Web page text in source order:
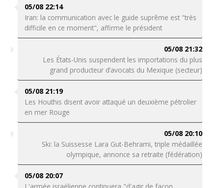
05/08 22:14
Iran: la communication avec le guide suprême est "très
difficile en ce moment", affirme le président
05/08 21:32
Les États-Unis suspendent les importations du plus
grand producteur d’avocats du Mexique (secteur)
05/08 21:19
Les Houthis disent avoir attaqué un deuxième pétrolier
en mer Rouge
05/08 20:10
Ski: la Suissesse Lara Gut-Behrami, triple médaillée
olympique, annonce sa retraite (fédération)
05/08 20:07